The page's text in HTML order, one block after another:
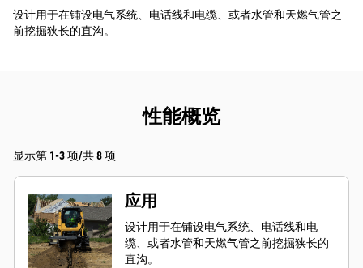
设计用于在铺设电气系统、电话线和电缆、或者水管和天燃气管之
前挖掘狭长的直沟。
性能概览
显示第 1-3 项/共 8 项
应用
设计用于在铺设电气系统、电话线和电
缆、或者水管和天燃气管之前挖掘狭长的
直沟。